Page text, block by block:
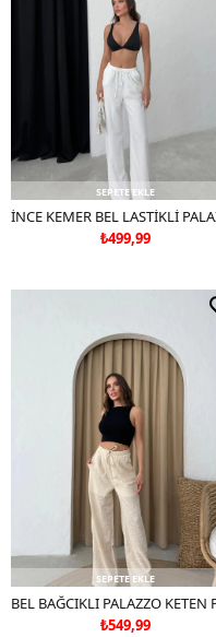
SEPETE EKLE
₺499,99
SEPETE EKLE
₺549,99